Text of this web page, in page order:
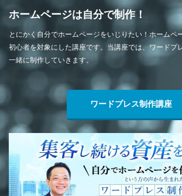
ホームページは自分で制作！
とにかく自分でホームページをいじりたい！ホームペ
初心者を対象にした講座です。当講座では、ワードプ
一緒に制作していきます。
ワードプレス制作講座